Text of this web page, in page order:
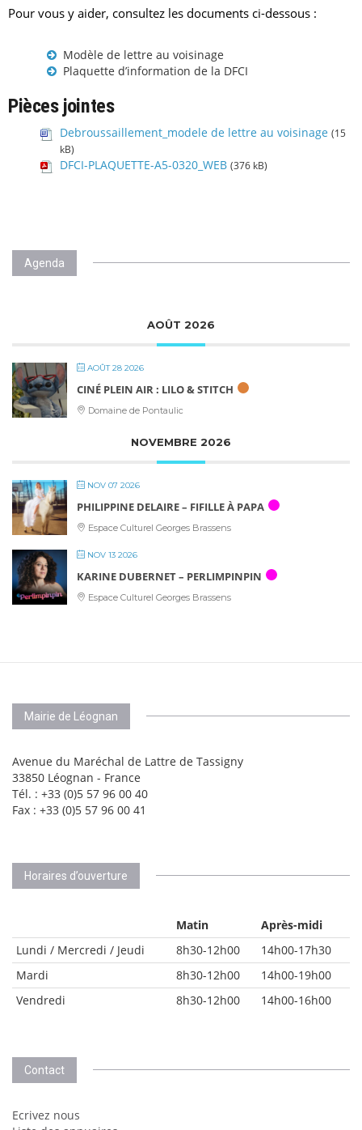
Pour vous y aider, consultez les documents ci-dessous :
Modèle de lettre au voisinage
Plaquette d’information de la DFCI
Pièces jointes
Debroussaillement_modele de lettre au voisinage (15
kB)
DFCI-PLAQUETTE-A5-0320_WEB (376 kB)
Agenda
AOÛT 2026
AOÛT 28 2026
CINÉ PLEIN AIR : LILO & STITCH
Domaine de Pontaulic
NOVEMBRE 2026
NOV 07 2026
PHILIPPINE DELAIRE – FIFILLE À PAPA
Espace Culturel Georges Brassens
NOV 13 2026
KARINE DUBERNET – PERLIMPINPIN
Espace Culturel Georges Brassens
Mairie de Léognan
Avenue du Maréchal de Lattre de Tassigny
33850 Léognan - France
Tél. : +33 (0)5 57 96 00 40
Fax : +33 (0)5 57 96 00 41
Horaires d’ouverture
Matin
Après-midi
Lundi / Mercredi / Jeudi
8h30-12h00
14h00-17h30
Mardi
8h30-12h00
14h00-19h00
Vendredi
8h30-12h00 14h00-16h00
Contact
Ecrivez nous